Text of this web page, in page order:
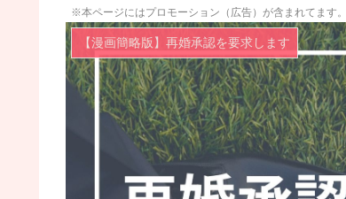
※本ページにはプロモーション（広告）が含まれてます。
【漫画簡略版】再婚承認を要求します